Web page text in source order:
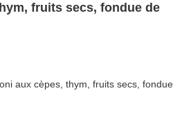
fruits secs, fondue de